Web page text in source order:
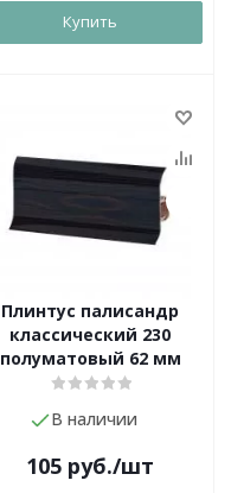
Купить
Плинтус палисандр
классический 230
полуматовый 62 мм
В наличии
105 руб./шт